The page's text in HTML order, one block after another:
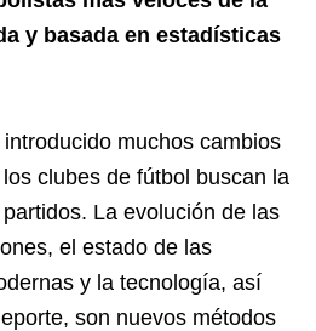
y basada en estadísticas
muchos cambios
clubes de fútbol buscan la
La evolución de las
el estado de las
y la tecnología, así
son nuevos métodos